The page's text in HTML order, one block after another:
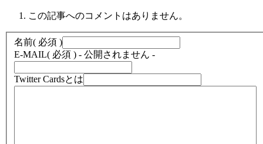
この記事へのコメントはありません。
名前( 必須 )
E-MAIL( 必須 ) - 公開されません -
Twitter Cardsとは